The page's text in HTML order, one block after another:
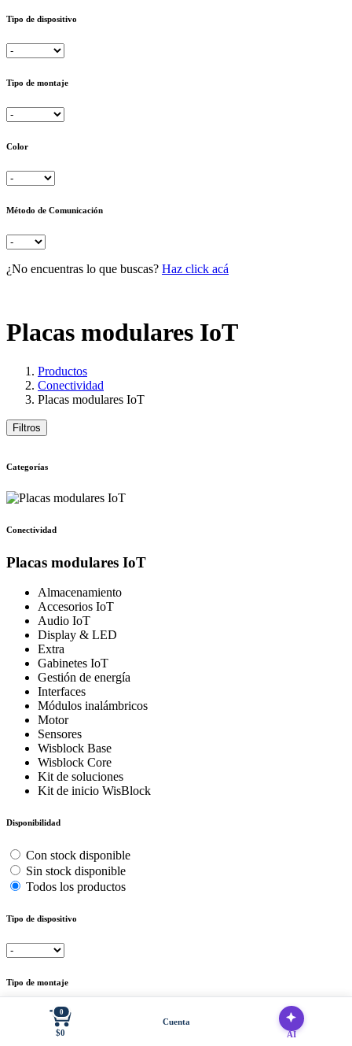
Tipo de dispositivo
Tipo de montaje
Color
Método de Comunicación
¿No encuentras lo que buscas? Haz click acá
Placas modulares IoT
Productos
Conectividad
Placas modulares IoT
Filtros
Categorías
Conectividad
Placas modulares IoT
Almacenamiento
Accesorios IoT
Audio IoT
Display & LED
Extra
Gabinetes IoT
Gestión de energía
Interfaces
Módulos inalámbricos
Motor
Sensores
Wisblock Base
Wisblock Core
Kit de soluciones
Kit de inicio WisBlock
Disponibilidad
Con stock disponible
Sin stock disponible
Todos los productos
Tipo de dispositivo
Tipo de montaje
0
$0
Cuenta
AI